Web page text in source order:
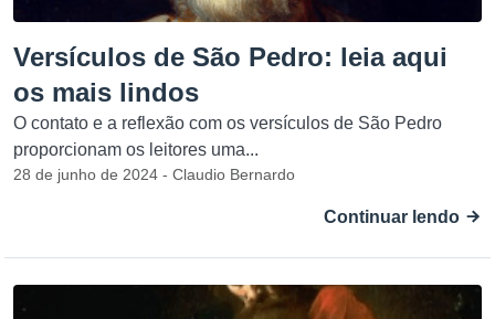
Versículos de São Pedro: leia aqui
os mais lindos
O contato e a reflexão com os versículos de São Pedro
proporcionam os leitores uma...
28 de junho de 2024 - Claudio Bernardo
Continuar lendo